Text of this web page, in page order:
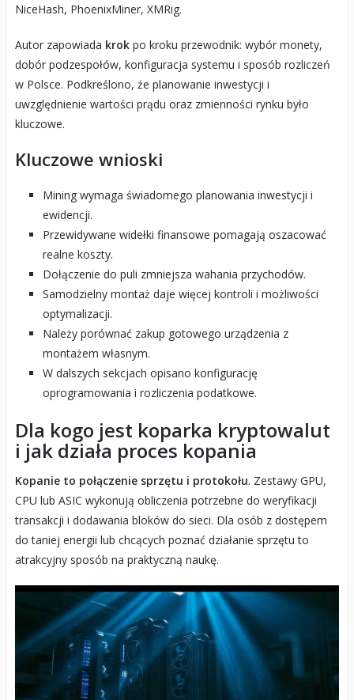
NiceHash, PhoenixMiner, XMRig.
Autor zapowiada krokpo kroku przewodnik: wybór monety,
dobór podzespołów, konfiguracja systemu i sposób rozliczeń
w Polsce. Podkreślono, że planowanie inwestycji i
uwzględnienie wartości prądu oraz zmienności rynku było
kluczowe.
Kluczowe wnioski
Mining wymaga świadomego planowania inwestycji i
ewidencji.
Przewidywane widełki finansowe pomagają oszacować
realne koszty.
Dołączenie do puli zmniejsza wahania przychodów.
Samodzielny montaż daje więcej kontroli i możliwości
optymalizacji.
Należy porównać zakup gotowego urządzenia z
montażem własnym.
W dalszych sekcjach opisano konfigurację
oprogramowania i rozliczenia podatkowe.
Dla kogo jest koparka kryptowalut
i jak działa proces kopania
Kopanie to połączenie sprzętu i protokołu. Zestawy GPU,
CPU lub ASIC wykonują obliczenia potrzebne do weryfikacji
transakcji i dodawania bloków do sieci. Dla osób z dostępem
do taniej energii lub chcących poznać działanie sprzętu to
atrakcyjny sposób na praktyczną naukę.